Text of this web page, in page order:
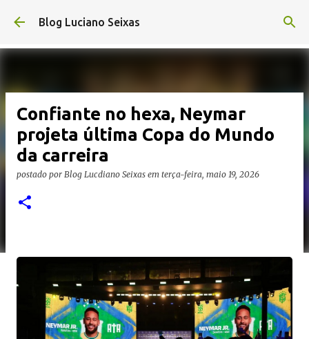
Pular para o conteúdo principal
Blog Luciano Seixas
Confiante no hexa, Neymar
projeta última Copa do Mundo
da carreira
postado por Blog Lucdiano Seixas em terça-feira, maio 19, 2026